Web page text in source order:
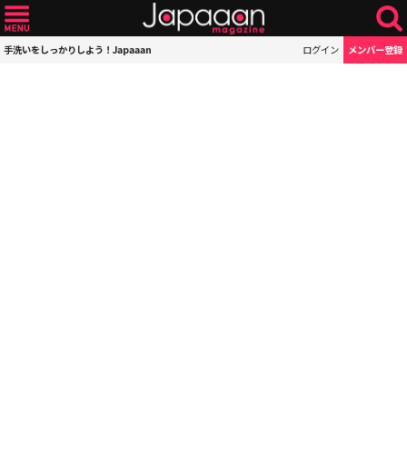
手洗いをしっかりしよう！Japaaan ログイン メンバー登録